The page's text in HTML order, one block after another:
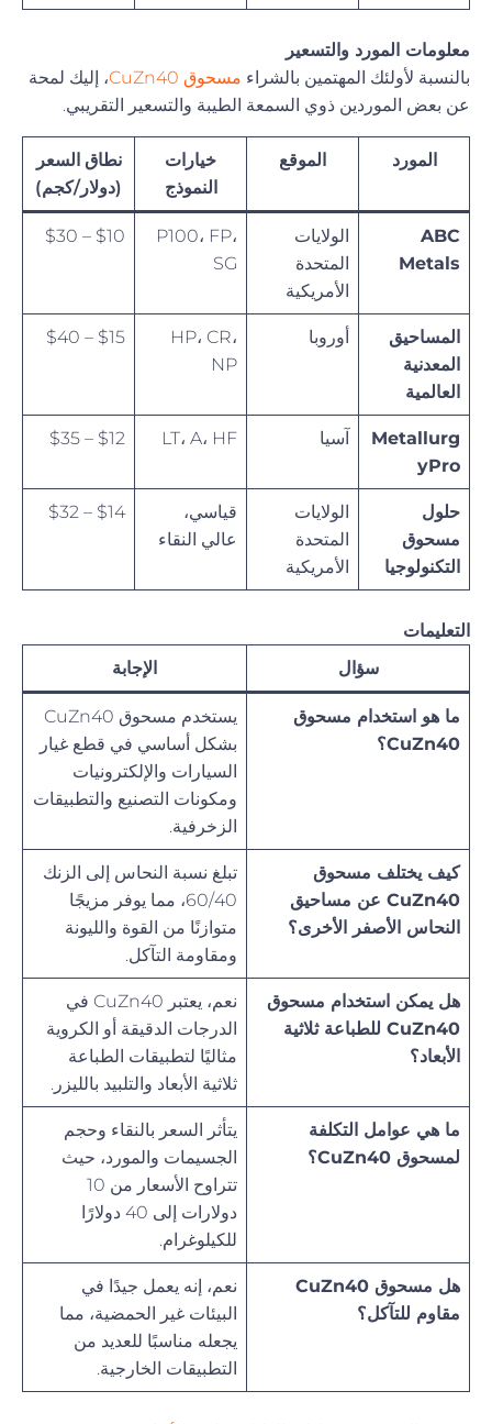
معلومات المورد والتسعير
بالنسبة لأولئك المهتمين بالشراء مسحوق CuZn40
، إليك لمحة
عن بعض الموردين ذوي السمعة الطيبة والتسعير التقريبي.
المورد الموقع
خيارات
النموذج
نطاق السعر
(دولار/كجم)
ABC
Metals
الولايات
المتحدة
الأمريكية
P100، FP،
SG
$10 – $30
المساحيق
المعدنية
العالمية
أوروبا
HP، CR،
NP
$15 – $40
Metallurg
yPro
آسيا LT، A، HF $12 – $35
حلول
مسحوق
التكنولوجيا
الولايات
المتحدة
الأمريكية
قياسي،
عالي النقاء
$14 – $32
التعليمات
سؤال
الإجابة
ما هو استخدام مسحوق
CuZn40؟
يستخدم مسحوق CuZn40
بشكل أساسي في قطع غيار
السيارات والإلكترونيات
ومكونات التصنيع والتطبيقات
الزخرفية.
كيف يختلف مسحوق
CuZn40 عن مساحيق
النحاس الأصفر الأخرى؟
تبلغ نسبة النحاس إلى الزنك
60/40، مما يوفر مزيجًا
متوازنًا من القوة والليونة
ومقاومة التآكل.
هل يمكن استخدام مسحوق
CuZn40 للطباعة ثلاثية
الأبعاد؟
نعم، يعتبر CuZn40 في
الدرجات الدقيقة أو الكروية
مثاليًا لتطبيقات الطباعة
ثلاثية الأبعاد والتلبيد بالليزر.
ما هي عوامل التكلفة
لمسحوق CuZn40؟
يتأثر السعر بالنقاء وحجم
الجسيمات والمورد، حيث
تتراوح الأسعار من 10
دولارات إلى 40 دولارًا
للكيلوغرام.
هل مسحوق CuZn40
مقاوم للتآكل؟
نعم، إنه يعمل جيدًا في
البيئات غير الحمضية، مما
يجعله مناسبًا للعديد من
التطبيقات الخارجية.